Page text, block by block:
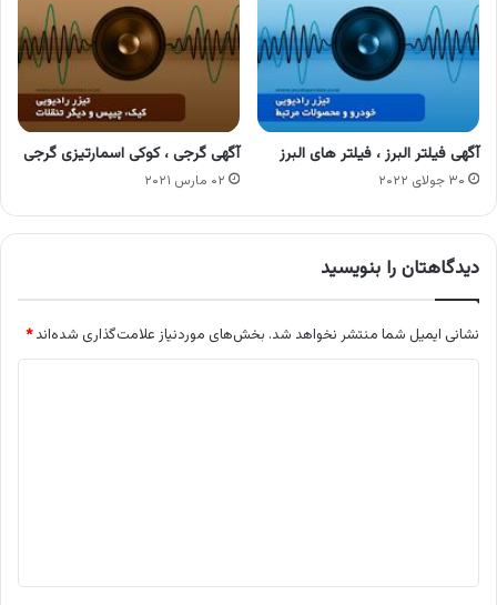
آگهی فیلتر البرز ، فیلتر های البرز
۳۰ جولای ۲۰۲۲
آگهی گرجی ، کوکی اسمارتیزی گرجی
۰۲ مارس ۲۰۲۱
دیدگاهتان را بنویسید
نشانی ایمیل شما منتشر نخواهد شد. بخش‌های موردنیاز علامت‌گذاری شده‌اند*